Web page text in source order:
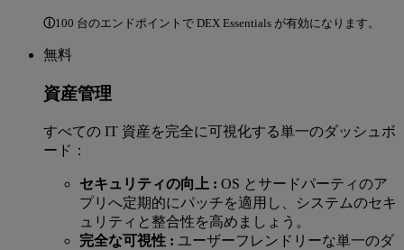
ⓘ100 台のエンドポイントで DEX Essentials が有効になります。
無料
資産管理
すべての IT 資産を完全に可視化する単一のダッシュボ
ード：
セキュリティの向上 : OS とサードパーティのア
プリへ定期的にパッチを適用し、システムのセキ
ュリティと整合性を高めましょう。
完全な可視性 : ユーザーフレンドリーな単一のダ